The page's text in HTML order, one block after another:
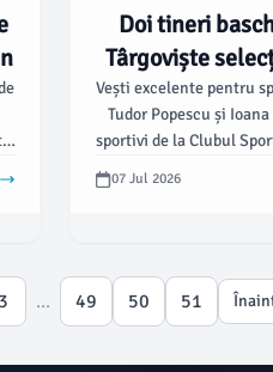
Doi tineri
Târgoviște
Vești excelente pentru
Tudor Popescu și
sportivi de la Clubul
au fost incluși în
României, conform
07 Jul 2026
3 ... 49 50 51